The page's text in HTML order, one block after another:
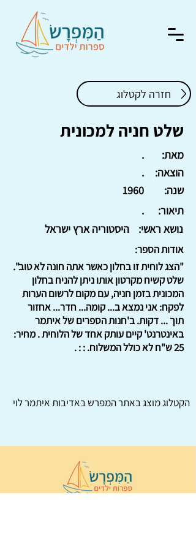
חזרה לקטלוג
שלט חניה למכונית
.
מאת:
.
הוצאה:
1960
שנה:
.
תיאור:
היסטוריה ארץ ישראל
נושא ראשי:
אודות הספר:
"הצג לוחית זו בחלון כאשר אתה חונה לא טוב".
שלט קשיח מקרטון אותו ניתן להניח בחלון
המכונית בזמן חניה, עם מקום לרשום הערות
לפקח: אני נמצא ב... קומה... חדר... אחזור
תוך ... דקות. ב'חנות הספרים של איתמר
באינטרנט' קיים עותק אחד של הלוחית . מחיר:
25 ש"ח לא כולל המשלוח. : : .
הקטלוג מוצג באתרהמפרשבאדיבות איתמר לוי